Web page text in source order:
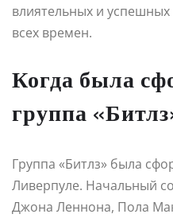
влиятельных и
всех времен.
Когда была
группа
Группа «Битлз» была
Ливерпуле. Начальный
Джона Леннона, Пола